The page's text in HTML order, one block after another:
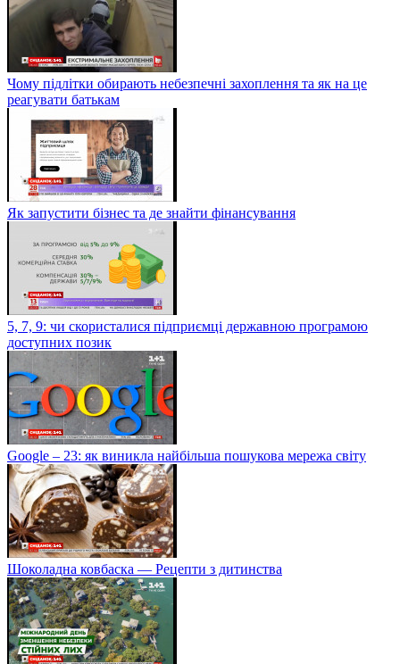
Чому підлітки обирають небезпечні захоплення та як на це
реагувати батькам
Як запустити бізнес та де знайти фінансування
5, 7, 9: чи скористалися підприємці державною програмою
доступних позик
Google – 23: як виникла найбільша пошукова мережа світу
Шоколадна ковбаска — Рецепти з дитинства